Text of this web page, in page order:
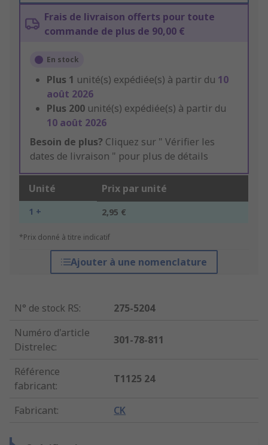
Frais de livraison offerts pour toute
commande de plus de 90,00 €
En stock
Plus 1 unité(s) expédiée(s) à partir du 10
août 2026
Plus 200 unité(s) expédiée(s) à partir du
10 août 2026
Besoin de plus? Cliquez sur " Vérifier les
dates de livraison " pour plus de détails
Unité Prix par unité
1 + 2,95 €
*Prix donné à titre indicatif
Ajouter à une nomenclature
N° de stock RS:
275-5204
Numéro d'article
Distrelec:
301-78-811
Référence
fabricant:
T1125 24
Fabricant: CK